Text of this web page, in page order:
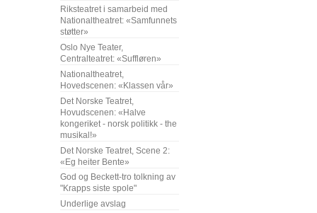
Riksteatret i samarbeid med
Nationaltheatret: «Samfunnets
støtter»
Oslo Nye Teater,
Centralteatret: «Suffløren»
Nationaltheatret,
Hovedscenen: «Klassen vår»
Det Norske Teatret,
Hovudscenen: «Halve
kongeriket - norsk politikk - the
musikal!»
Det Norske Teatret, Scene 2:
«Eg heiter Bente»
God og Beckett-tro tolkning av
"Krapps siste spole"
Underlige avslag